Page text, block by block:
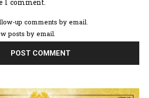
I comment.
up comments by email.
posts by email.